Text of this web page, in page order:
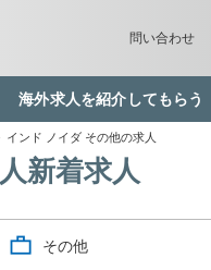
問い合わせ
海外求人を紹介してもらう
インド ノイダ その他の求人
新着求人
その他